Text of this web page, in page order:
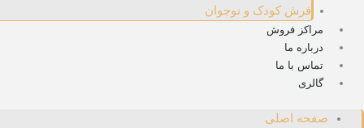
فرش کودک و نوجوان
مراکز فروش
درباره ما
تماس با ما
گالری
صفحه اصلی